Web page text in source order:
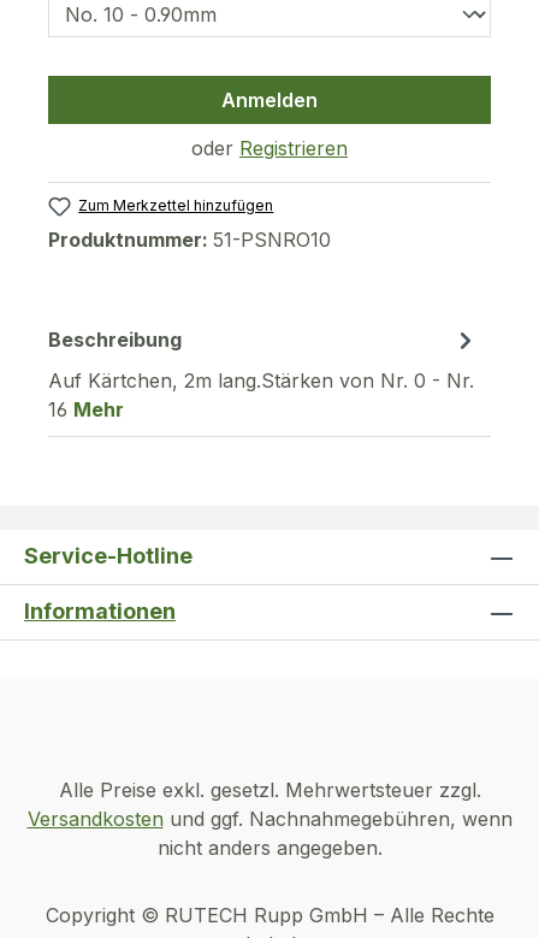
Anmelden
oder Registrieren
Zum Merkzettel hinzufügen
Produktnummer: 51-PSNRO10
Beschreibung
Auf Kärtchen, 2m lang.Stärken von Nr. 0 - Nr.
16 Mehr
Service-Hotline
Informationen
Alle Preise exkl. gesetzl. Mehrwertsteuer zzgl.
Versandkosten und ggf. Nachnahmegebühren, wenn
nicht anders angegeben.
Copyright © RUTECH Rupp GmbH – Alle Rechte